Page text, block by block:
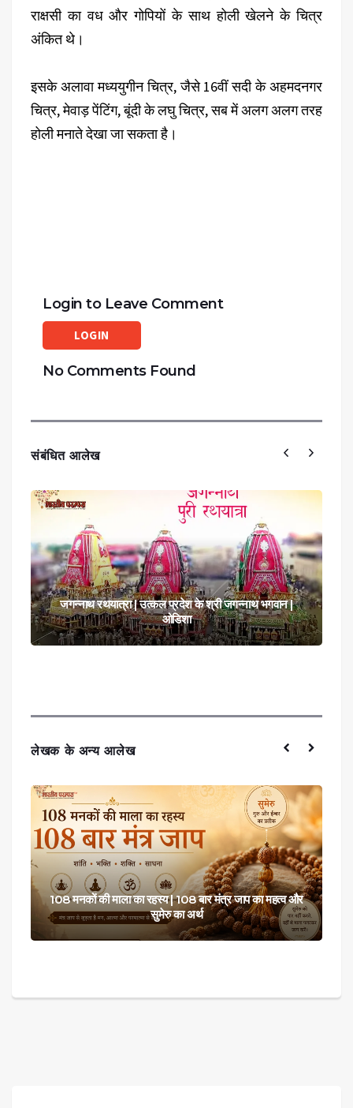
राक्षसी का वध और गोपियों के साथ होली खेलने के चित्र
अंकित थे।
इसके अलावा मध्ययुगीन चित्र, जैसे 16वीं सदी के अहमदनगर
चित्र, मेवाड़ पेंटिंग, बूंदी के लघु चित्र, सब में अलग अलग तरह
होली मनाते देखा जा सकता है।
Login to Leave Comment
LOGIN
No Comments Found
संबंधित आलेख
जगन्नाथ रथयात्रा | उत्कल प्रदेश के श्री जगन्नाथ भगवान |
ओडिशा
लेखक के अन्य आलेख
रुक्मिणी मंदिर द्वारका गुजरात – इतिहास, वास्तुकला और पौराणिक
कथा